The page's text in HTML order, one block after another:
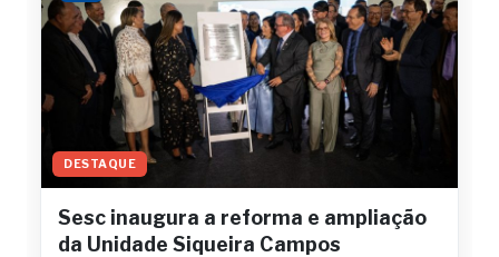
DESTAQUE
Sesc inaugura a reforma e ampliação
da Unidade Siqueira Campos